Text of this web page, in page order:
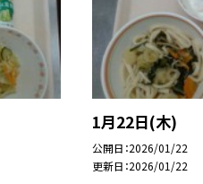
1月22日(木)
公開日 2026/01/22
更新日 2026/01/22